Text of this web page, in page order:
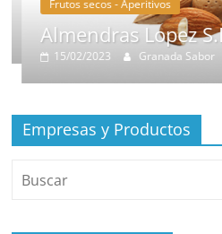
Frutos secos - Aperitivos
Almendras Lopez
15/02/2023 Granada Sabor
Empresas y Productos